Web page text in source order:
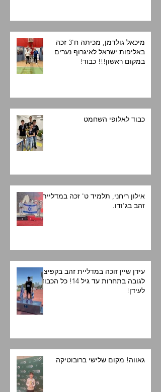
מיכאל גולדמן, מכיתה ח'3 זכה
באליפות ישראל לאיגרוף נערים
במקום ראשון!!! כבוד!
כבוד לאלופי השחמט
אילון ריחני, תלמיד ט' זכה במדליית
זהב בג'ודו.
עידן שיין זוכה במדליית זהב בקפיצה
לגובה בתחרות עד גיל 14! כל הכבוד
לעידן!
גאווה! מקום שלישי ברובוטיקה